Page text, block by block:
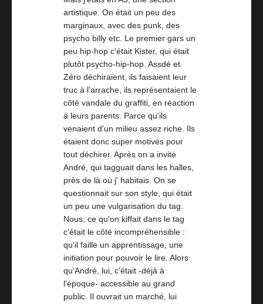
artistique. On était un peu des
marginaux, avec des punk, des
psycho billy etc. Le premier gars un
peu hip-hop c'était Kister, qui était
plutôt psycho-hip-hop. Assdé et
Zéro déchiraient, ils faisaient leur
truc à l'arrache, ils représentaient le
côté vandale du graffiti, en réaction
à leurs parents. Parce qu'ils
venaient d'un milieu assez riche. Ils
étaient donc super motivés pour
tout déchirer. Après on a invité
André, qui tagguait dans les halles,
près de là où j' habitais. On se
questionnait sur son style, qui était
un peu une vulgarisation du tag.
Nous, ce qu'on kiffait dans le tag
c'était le côté incompréhensible :
qu'il faille un apprentissage, une
initiation pour pouvoir le lire. Alors
qu'André, lui, c'était -déjà à
l'époque- accessible au grand
public. Il ouvrait un marché, lui